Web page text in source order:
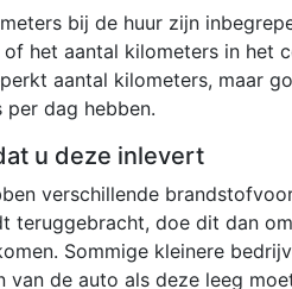
bij de huur zijn
het aantal kilometers in het
aantal kilometers, maar
per dag hebben.
u deze inlevert
verschillende
teruggebracht, doe dit dan
Sommige kleinere
van de auto als deze leeg